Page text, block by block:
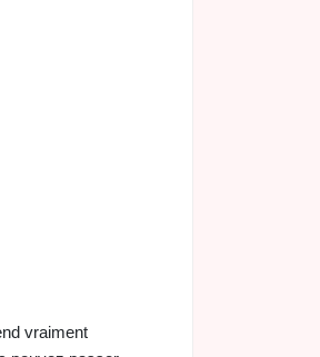
vraiment